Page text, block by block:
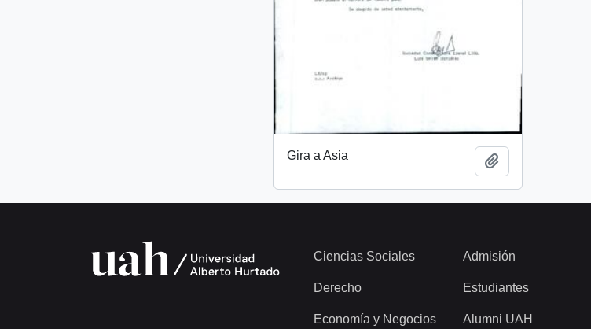
Gira a Asia
Ciencias Sociales
Derecho
Economía y Negocios
Admisión
Estudiantes
Alumni UAH